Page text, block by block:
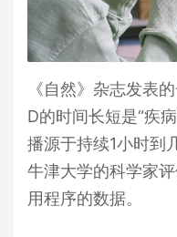
《自然》杂志发表
D的时间长短是“疾
播源于持续1小时到
牛津大学的科学家
用程序的数据。